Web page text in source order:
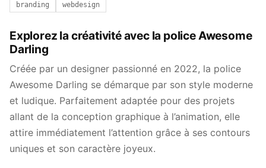
branding webdesign
Explorez la créativité avec la police Awesome
Darling
Créée par un designer passionné en 2022, la police
Awesome Darling se démarque par son style moderne
et ludique. Parfaitement adaptée pour des projets
allant de la conception graphique à l’animation, elle
attire immédiatement l’attention grâce à ses contours
uniques et son caractère joyeux.